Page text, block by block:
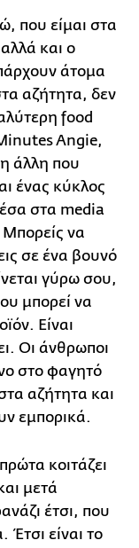
που είμαι στα
και ο
άτομα
αζήτητα, δεν
food
Angie,
άλλη που
ένας κύκλος
στα media
να
σε ένα βουνό
γύρω σου,
μπορεί να
Είναι
Οι άνθρωποι
στο φαγητό
αζήτητα και
εμπορικά.
κοιτάζει
μετά
έτσι, που
είναι το